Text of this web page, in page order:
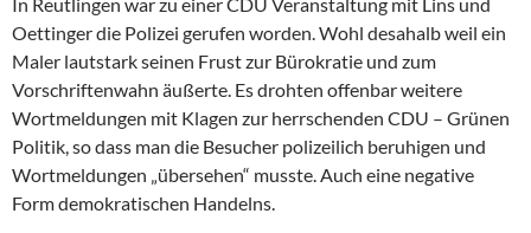
Oettinger die Polizei gerufen worden. Wohl desahalb weil ein
Maler lautstark seinen Frust zur Bürokratie und zum
Vorschriftenwahn äußerte. Es drohten offenbar weitere
Wortmeldungen mit Klagen zur herrschenden CDU – Grünen
Politik, so dass man die Besucher polizeilich beruhigen und
Wortmeldungen „übersehen“ musste. Auch eine negative
Form demokratischen Handelns.